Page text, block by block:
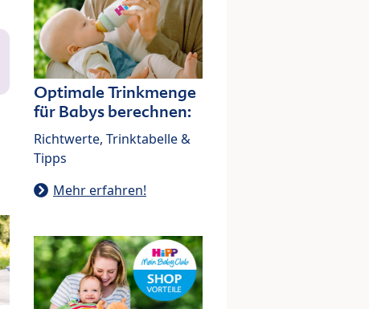
Optimale Trinkmenge
für Babys berechnen:
Richtwerte, Trinktabelle &
Tipps
Mehr erfahren!